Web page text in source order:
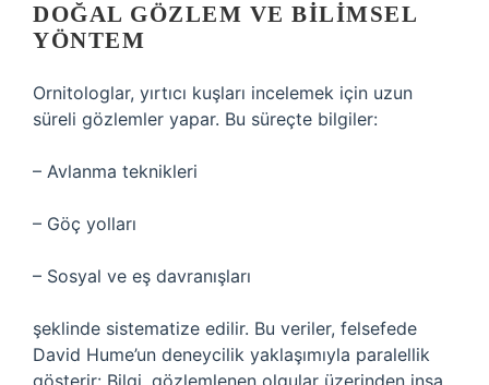
DOĞAL GÖZLEM VE BILIMSEL
YÖNTEM
Ornitologlar, yırtıcı kuşları incelemek için uzun
süreli gözlemler yapar. Bu süreçte bilgiler:
– Avlanma teknikleri
– Göç yolları
– Sosyal ve eş davranışları
şeklinde sistematize edilir. Bu veriler, felsefede
David Hume’un deneycilik yaklaşımıyla paralellik
gösterir: Bilgi, gözlemlenen olgular üzerinden inşa